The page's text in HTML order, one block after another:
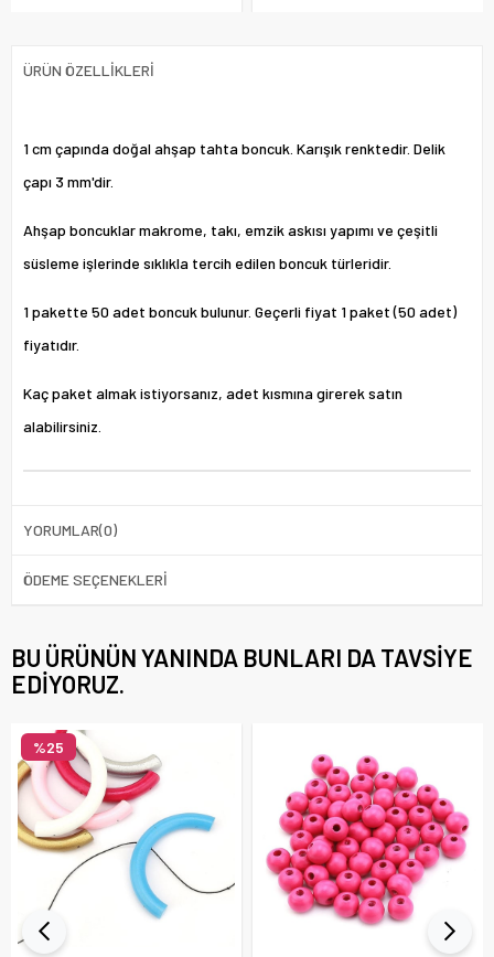
ÜRÜN ÖZELLIKLERI
1 cm çapında doğal ahşap tahta boncuk. Karışık renktedir. Delik
çapı 3 mm'dir.
Ahşap boncuklar makrome, takı, emzik askısı yapımı ve çeşitli
süsleme işlerinde sıklıkla tercih edilen boncuk türleridir.
1 pakette 50 adet boncuk bulunur. Geçerli fiyat 1 paket (50 adet)
fiyatıdır.
Kaç paket almak istiyorsanız, adet kısmına girerek satın
alabilirsiniz.
YORUMLAR(0)
ÖDEME SEÇENEKLERI
BU ÜRÜNÜN YANINDA BUNLARI DA TAVSIYE
EDIYORUZ.
%25